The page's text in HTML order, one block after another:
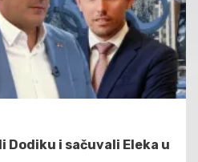
i sačuvali Eleka u